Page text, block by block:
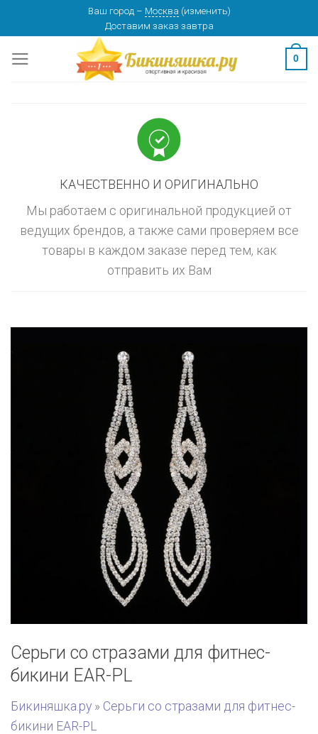
content
Ваш город – Москва (изменить)
Доставим заказ завтра
0
КАЧЕСТВЕННО И ОРИГИНАЛЬНО
Мы работаем с оригинальной продукцией от
ведущих брендов, а также сами проверяем все
товары в каждом заказе перед тем, как
отправить их Вам
Серьги со стразами для фитнес-
бикини EAR-PL
Бикиняшка.ру » Серьги со стразами для фитнес-
бикини EAR-PL
изменить